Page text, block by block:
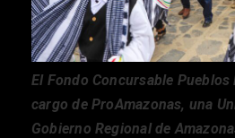
El Fondo Concursable
cargo de ProAmazonas, una
Gobierno Regional de